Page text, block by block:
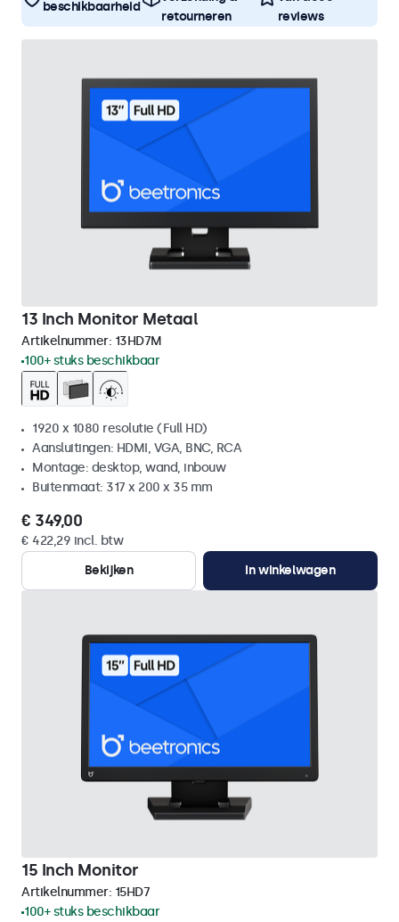
beschikbaarheid
retourneren
reviews
13 Inch Monitor Metaal
Artikelnummer: 13HD7M
100+ stuks beschikbaar
1920 x 1080 resolutie (Full HD)
Aansluitingen: HDMI, VGA, BNC, RCA
Montage: desktop, wand, inbouw
Buitenmaat: 317 x 200 x 35 mm
€ 349,00
€ 422,29 incl. btw
Bekijken
In winkelwagen
15 Inch Monitor
Artikelnummer: 15HD7
100+ stuks beschikbaar